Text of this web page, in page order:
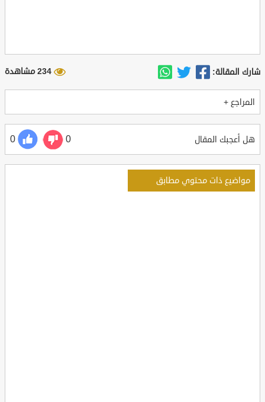
شارك المقالة: 234 مشاهدة
المراجع +
هل أعجبك المقال 0
0
مواضيع ذات محتوي مطابق